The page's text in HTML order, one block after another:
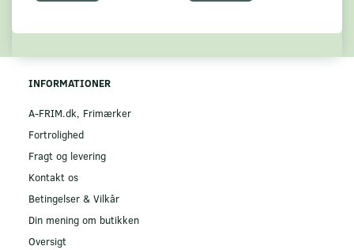
INFORMATIONER
A-FRIM.dk, Frimærker
Fortrolighed
Fragt og levering
Kontakt os
Betingelser & Vilkår
Din mening om butikken
Oversigt